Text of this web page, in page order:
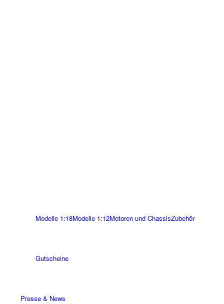
Modelle 1:18Modelle 1:12Motoren und ChassisZubehör
Gutscheine
Presse & News